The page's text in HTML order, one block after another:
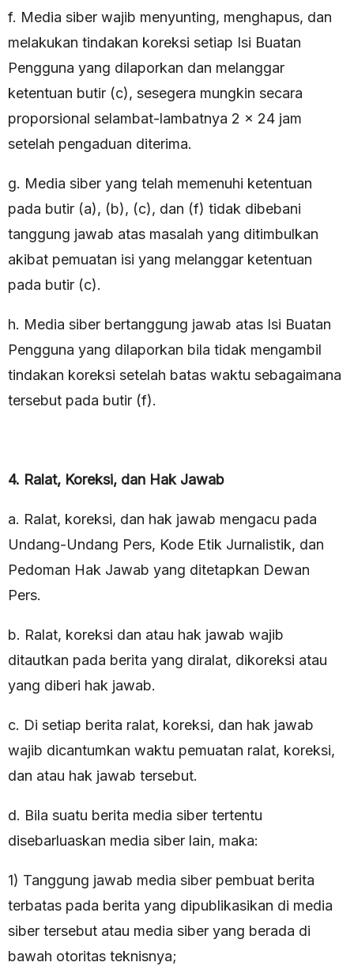
f. Media siber wajib menyunting, menghapus, dan
melakukan tindakan koreksi setiap Isi Buatan
Pengguna yang dilaporkan dan melanggar
ketentuan butir (c), sesegera mungkin secara
proporsional selambat-lambatnya 2 x 24 jam
setelah pengaduan diterima.
g. Media siber yang telah memenuhi ketentuan
pada butir (a), (b), (c), dan (f) tidak dibebani
tanggung jawab atas masalah yang ditimbulkan
akibat pemuatan isi yang melanggar ketentuan
pada butir (c).
h. Media siber bertanggung jawab atas Isi Buatan
Pengguna yang dilaporkan bila tidak mengambil
tindakan koreksi setelah batas waktu sebagaimana
tersebut pada butir (f).
4. Ralat, Koreksi, dan Hak Jawab
a. Ralat, koreksi, dan hak jawab mengacu pada
Undang-Undang Pers, Kode Etik Jurnalistik, dan
Pedoman Hak Jawab yang ditetapkan Dewan
Pers.
b. Ralat, koreksi dan atau hak jawab wajib
ditautkan pada berita yang diralat, dikoreksi atau
yang diberi hak jawab.
c. Di setiap berita ralat, koreksi, dan hak jawab
wajib dicantumkan waktu pemuatan ralat, koreksi,
dan atau hak jawab tersebut.
d. Bila suatu berita media siber tertentu
disebarluaskan media siber lain, maka:
1) Tanggung jawab media siber pembuat berita
terbatas pada berita yang dipublikasikan di media
siber tersebut atau media siber yang berada di
bawah otoritas teknisnya;